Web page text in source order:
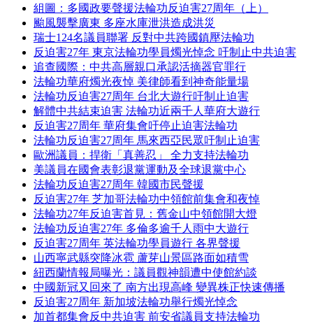
組圖：多國政要聲援法輪功反迫害27周年（上）
颱風襲擊廣東 多座水庫泄洪造成洪災
瑞士124名議員聯署 反對中共跨國鎮壓法輪功
反迫害27年 東京法輪功學員燭光悼念 吁制止中共迫害
追查國際：中共高層親口承認活摘器官罪行
法輪功華府燭光夜悼 美律師看到神奇能量場
法輪功反迫害27周年 台北大遊行吁制止迫害
解體中共結束迫害 法輪功近兩千人華府大遊行
反迫害27周年 華府集會吁停止迫害法輪功
法輪功反迫害27周年 馬來西亞民眾吁制止迫害
歐洲議員：捍衛「真善忍」 全力支持法輪功
美議員在國會表彰退黨運動及全球退黨中心
法輪功反迫害27周年 韓國市民聲援
反迫害27年 芝加哥法輪功中領館前集會和夜悼
法輪功27年反迫害首見：舊金山中領館開大燈
法輪功反迫害27年 多倫多逾千人雨中大遊行
反迫害27周年 英法輪功學員遊行 各界聲援
山西寧武縣突降冰雹 蘆芽山景區路面如積雪
紐西蘭情報局曝光：議員觀神韻遭中使館約談
中國新冠又回來了 南方出現高峰 變異株正快速傳播
反迫害27周年 新加坡法輪功舉行燭光悼念
加首都集會反中共迫害 前安省議員支持法輪功